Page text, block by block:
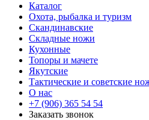
Каталог
Охота, рыбалка и туризм
Скандинавские
Складные ножи
Кухонные
Топоры и мачете
Якутские
Тактические и советские
О нас
+7 (906) 365 54 54
Заказать звонок